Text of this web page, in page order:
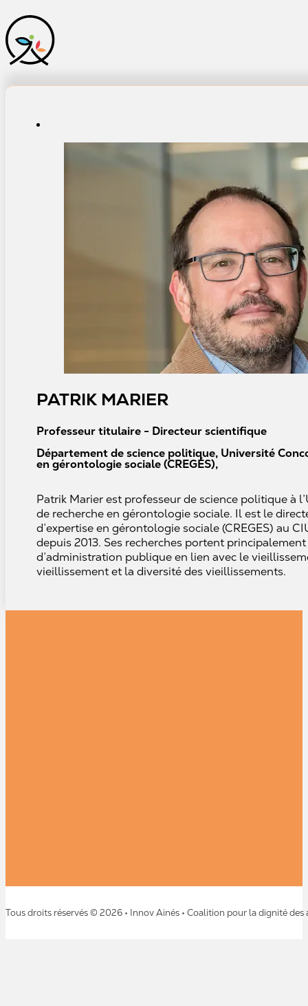
PATRIK MARIER
Professeur titulaire - Directeur scientifique
Département de science politique, Université
en gérontologie sociale (CREGÉS),
Patrik Marier est professeur de science politique à
de recherche en gérontologie sociale. Il est le
d’expertise en gérontologie sociale (CREGES) au
depuis 2013. Ses recherches portent
d’administration publique en lien avec le
vieillissement et la diversité des vieillissements.
Tous droits réservés © 2026 • Innov Ainés • Coalition pour la dignité des